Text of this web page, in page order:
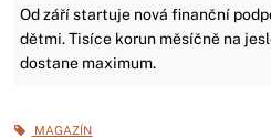
Od září startuje nová finanční
dětmi. Tisíce korun měsíčně na
dostane maximum.
MAGAZÍN